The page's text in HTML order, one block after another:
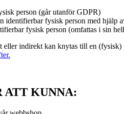
person (går utanför GDPR)
identifierbar fysisk person med
fysisk person (omfattas i sin
indirekt kan knytas till en
ATT KUNNA: